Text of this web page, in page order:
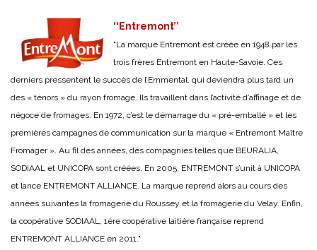
‘‘Entremont’’
"La marque Entremont est créée en 1948 par les
trois frères Entremont en Haute-Savoie. Ces
derniers pressentent le succès de l’Emmental, qui deviendra plus tard un
des « ténors » du rayon fromage. Ils travaillent dans l’activité d’affinage et de
négoce de fromages. En 1972, c’est le démarrage du « pré-emballé » et les
premières campagnes de communication sur la marque « Entremont Maître
Fromager ». Au fil des années, des compagnies telles que BEURALIA,
SODIAAL et UNICOPA sont créées. En 2005, ENTREMONT s’unit à UNICOPA
et lance ENTREMONT ALLIANCE. La marque reprend alors au cours des
années suivantes la fromagerie du Roussey et la fromagerie du Velay. Enfin,
la coopérative SODIAAL, 1ère coopérative laitière française reprend
ENTREMONT ALLIANCE en 2011."